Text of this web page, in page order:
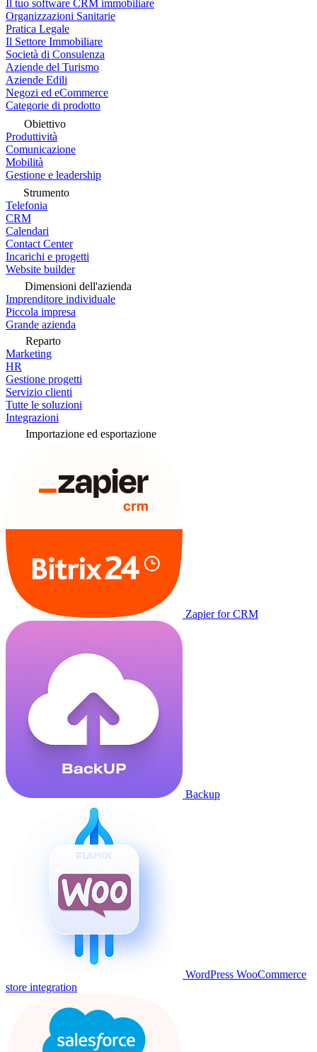
Il tuo software CRM immobiliare
Organizzazioni Sanitarie
Pratica Legale
Il Settore Immobiliare
Società di Consulenza
Aziende del Turismo
Aziende Edili
Negozi ed eCommerce
Categorie di prodotto
Obiettivo
Produttività
Comunicazione
Mobilità
Gestione e leadership
Strumento
Telefonia
CRM
Calendari
Contact Center
Incarichi e progetti
Website builder
Dimensioni dell'azienda
Imprenditore individuale
Piccola impresa
Grande azienda
Reparto
Marketing
HR
Gestione progetti
Servizio clienti
Tutte le soluzioni
Integrazioni
Importazione ed esportazione
Zapier for CRM
Backup
WordPress WooCommerce
store integration